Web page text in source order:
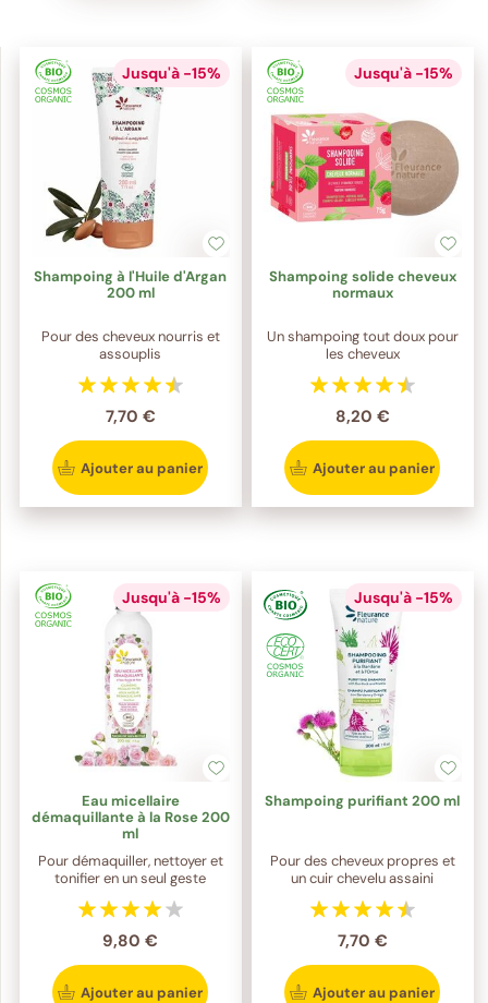
Jusqu'à -15%
Shampoing à l'Huile d'Argan
200 ml
Pour des cheveux nourris et
assouplis
7,70 €
Ajouter au panier
Jusqu'à -15%
Shampoing solide cheveux
normaux
Un shampoing tout doux pour
les cheveux
8,20 €
Ajouter au panier
Jusqu'à -15%
Eau micellaire
démaquillante à la Rose 200
ml
Pour démaquiller, nettoyer et
tonifier en un seul geste
9,80 €
Ajouter au panier
Jusqu'à -15%
Shampoing purifiant 200 ml
Pour des cheveux propres et
un cuir chevelu assaini
7,70 €
Ajouter au panier